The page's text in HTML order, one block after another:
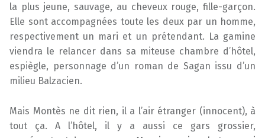
la plus jeune, sauvage, au cheveux rouge, fille-garçon.
Elle sont accompagnées toute les deux par un homme,
respectivement un mari et un prétendant. La gamine
viendra le relancer dans sa miteuse chambre d’hôtel,
espiègle, personnage d’un roman de Sagan issu d’un
milieu Balzacien.
Mais Montès ne dit rien, il a l’air étranger (innocent), à
tout ça. A l’hôtel, il y a aussi ce gars grossier,